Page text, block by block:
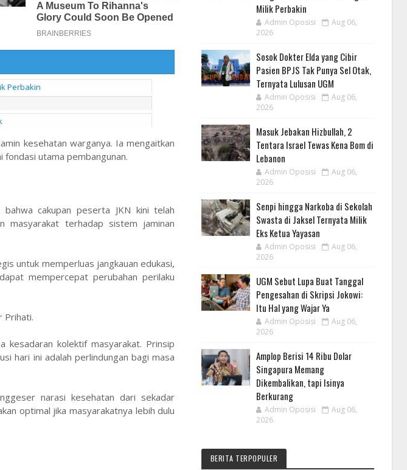
Perbakin
kesehatan warganya. Ia mengaitkan
utama pembangunan.
cakupan peserta JKN kini telah
masyarakat terhadap sistem jaminan
untuk memperluas jangkauan edukasi,
mempercepat perubahan perilaku
Prihati.
kesadaran kolektif masyarakat. Prinsip
hari ini adalah perlindungan bagi masa
narasi kesehatan dari sekadar
optimal jika masyarakatnya lebih dulu
Milik Perbakin
Admin Oposisi
Aug 06,
2026
Sosok Dokter Elda yang Cibir
Pasien BPJS Tak Punya Sel Otak,
Ternyata Lulusan UGM
Admin Oposisi
Aug 06,
2026
Masuk Jebakan Hizbullah, 2
Tentara Israel Tewas Kena Bom di
Lebanon
Admin Oposisi
Aug 06,
2026
Senpi hingga Narkoba di Sekolah
Swasta di Jaksel Ternyata Milik
Eks Ketua Yayasan
Admin Oposisi
Aug 06,
2026
UGM Sebut Lupa Buat Tanggal
Pengesahan di Skripsi Jokowi:
Itu Hal yang Wajar Ya
Admin Oposisi
Aug 06,
2026
Amplop Berisi 14 Ribu Dolar
Singapura Memang
Dikembalikan, tapi Isinya
Berkurang
Admin Oposisi
Aug 06,
2026
BERITA TERPOPULER